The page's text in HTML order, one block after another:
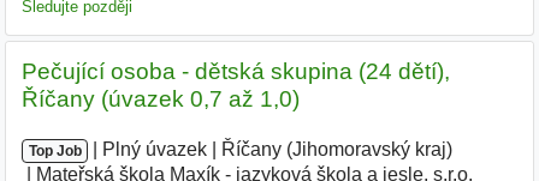
Sledujte později
Pečující osoba - dětská skupina (24 dětí),
Říčany (úvazek 0,7 až 1,0)
Top Job Plný úvazek Říčany (Jihomoravský kraj)
Mateřská škola Maxík - jazyková škola a jesle, s.r.o.